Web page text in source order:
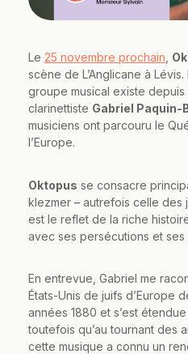
Le 25 novembre prochain,
scène de L’Anglicane à
groupe musical existe depuis
clarinettiste Gabriel Paquin-
musiciens ont parcouru le
l’Europe.
Oktopus se consacre
klezmer – autrefois celle des
est le reflet de la riche
avec ses persécutions et ses
En entrevue, Gabriel me
États-Unis de juifs d’Europe
années 1880 et s’est
toutefois qu’au tournant des
cette musique a connu un